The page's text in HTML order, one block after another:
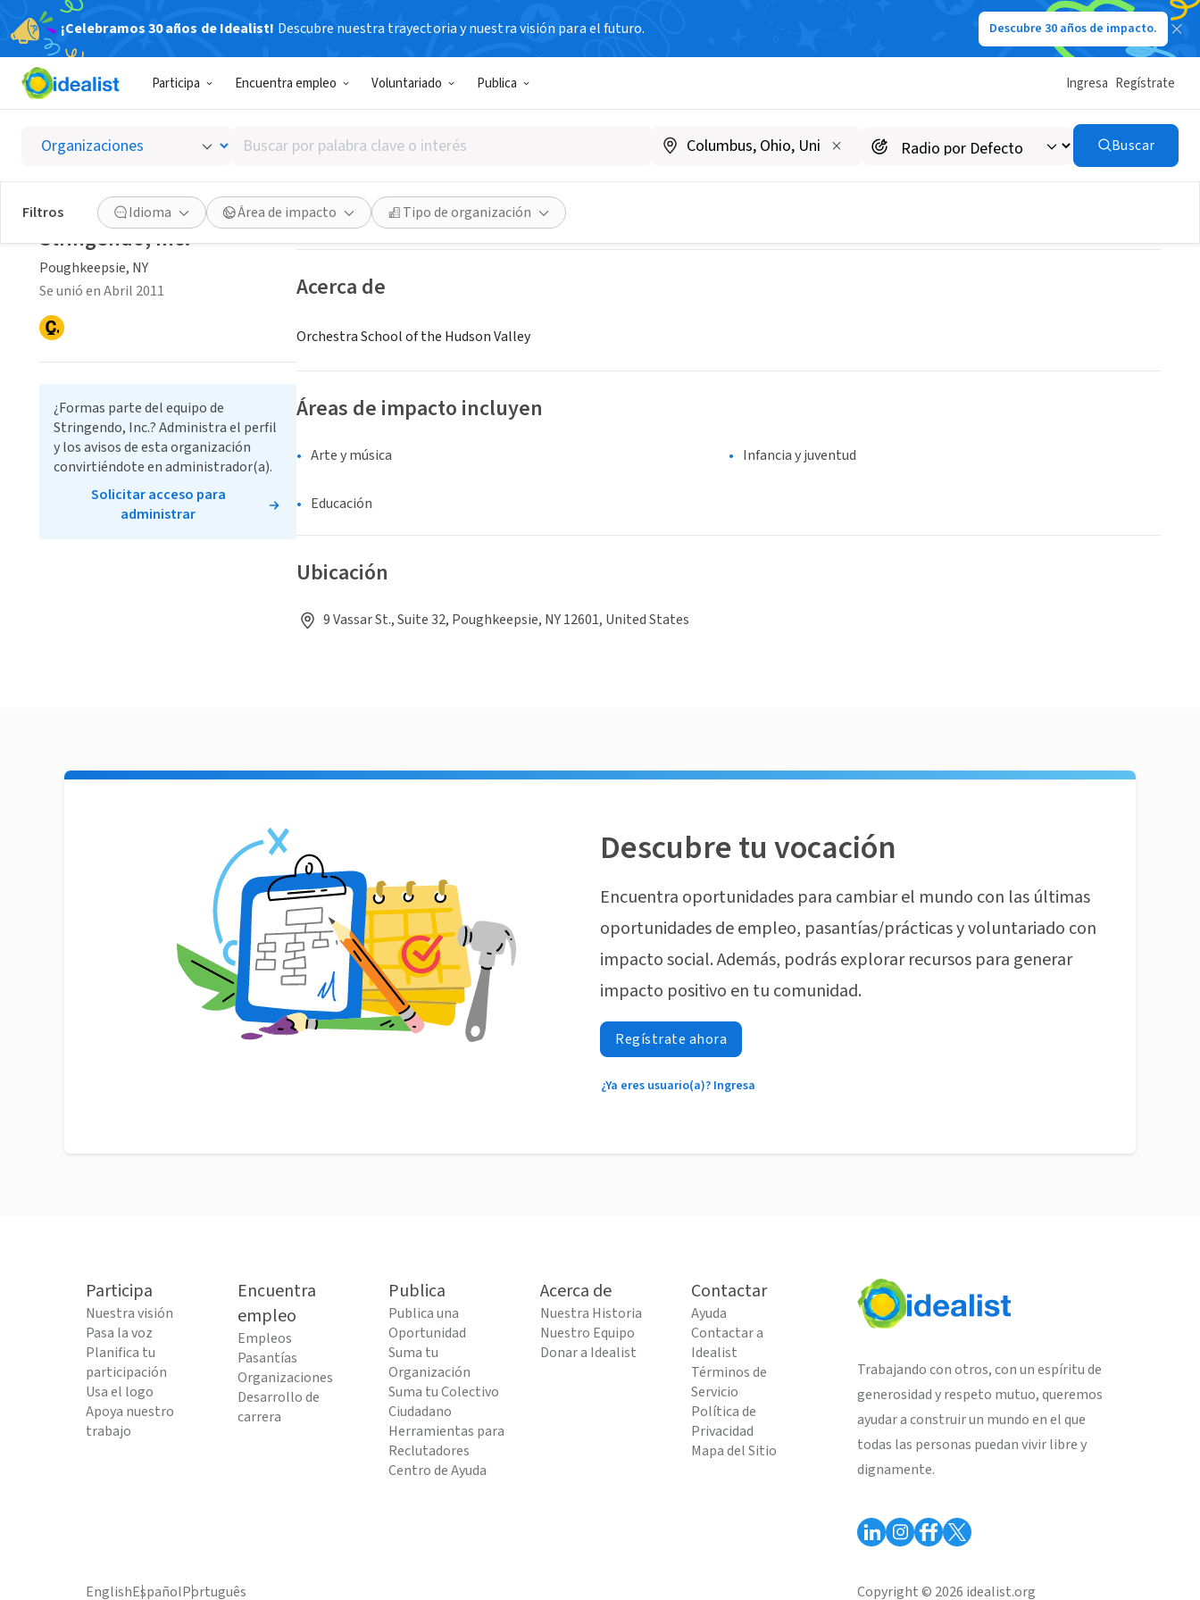
¡Celebramos 30 años de Idealist! Descubre nuestra trayectoria y nuestra visión para el futuro. Descubre 30 años de impacto.
Participa Encuentra empleo Voluntariado Publica Ingresa Regístrate
Buscar
por
palabra
clave
o
interés
Buscar
Filtros Idioma Área de impacto Tipo de organización
Stringendo, Inc.
Poughkeepsie, NY stringendoweb.org
Guardar Compartir
Acerca de
Orchestra School of the Hudson Valley
Áreas de impacto incluyen
Arte y música Infancia y juventud
Educación
Ubicación
9 Vassar St., Suite 32, Poughkeepsie, NY 12601, United States
Stringendo, Inc.
Poughkeepsie, NY
Se unió en Abril 2011
¿Formas parte del equipo de
Stringendo, Inc.? Administra el perfil
y los avisos de esta organización
convirtiéndote en administrador(a).
Solicitar acceso para
administrar
Descubre tu vocación
Encuentra oportunidades para cambiar el mundo con las últimas
oportunidades de empleo, pasantías/prácticas y voluntariado con
impacto social. Además, podrás explorar recursos para generar
impacto positivo en tu comunidad.
Regístrate ahora
¿Ya eres usuario(a)? Ingresa
Participa
Nuestra visión
Pasa la voz
Planifica tu
participación
Usa el logo
Apoya nuestro
trabajo
Encuentra
empleo
Empleos
Pasantías
Organizaciones
Desarrollo de
carrera
Publica
Publica una
Oportunidad
Suma tu
Organización
Suma tu Colectivo
Ciudadano
Herramientas para
Reclutadores
Centro de Ayuda
Acerca de
Nuestra Historia
Nuestro Equipo
Donar a Idealist
Contactar
Ayuda
Contactar a
Idealist
Términos de
Servicio
Política de
Privacidad
Mapa del Sitio
Trabajando con otros, con un espíritu de
generosidad y respeto mutuo, queremos
ayudar a construir un mundo en el que
todas las personas puedan vivir libre y
dignamente.
EnglishEspañolPortuguês Copyright © 2026 idealist.org